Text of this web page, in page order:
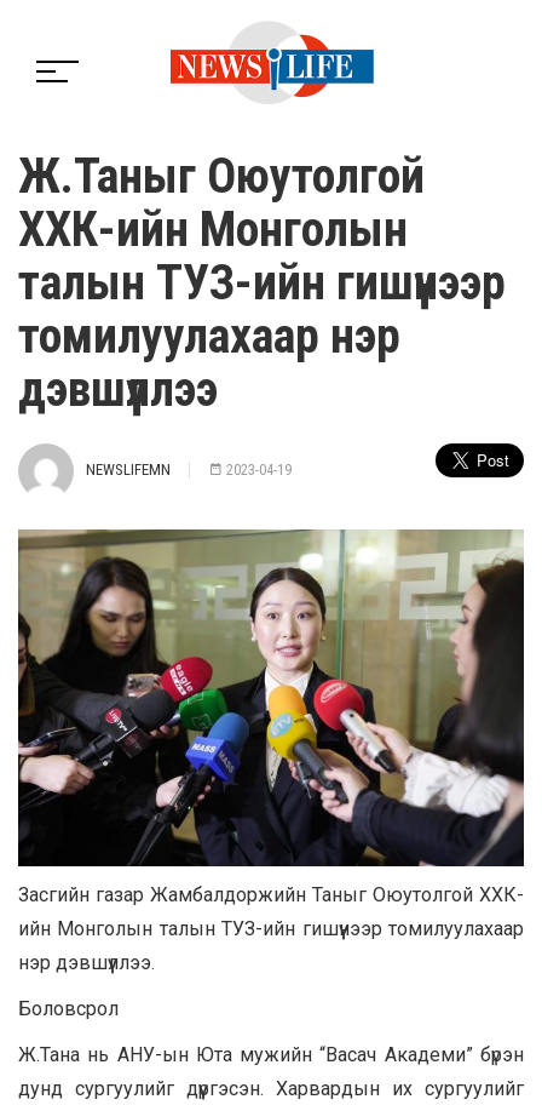
Ж.Таныг Оюутолгой
ХХК-ийн Монголын
талын ТУЗ-ийн гишүүнээр
томилуулахаар нэр
дэвшүүллээ
NEWSLIFEMN 2023-04-19
Засгийн газар Жамбалдоржийн Таныг Оюутолгой ХХК-
ийн Монголын талын ТУЗ-ийн гишүүнээр томилуулахаар
нэр дэвшүүллээ.
Боловсрол
Ж.Тана нь АНУ-ын Юта мужийн “Васач Академи” бүрэн
дунд сургуулийг дүүргэсэн. Харвардын их сургуулийг